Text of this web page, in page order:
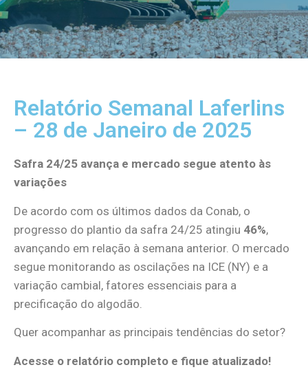
Relatório Semanal Laferlins
– 28 de Janeiro de 2025
Safra 24/25 avança e mercado segue atento às
variações
De acordo com os últimos dados da Conab, o
progresso do plantio da safra 24/25 atingiu 46%,
avançando em relação à semana anterior. O mercado
segue monitorando as oscilações na ICE (NY) e a
variação cambial, fatores essenciais para a
precificação do algodão.
Quer acompanhar as principais tendências do setor?
Acesse o relatório completo e fique atualizado!